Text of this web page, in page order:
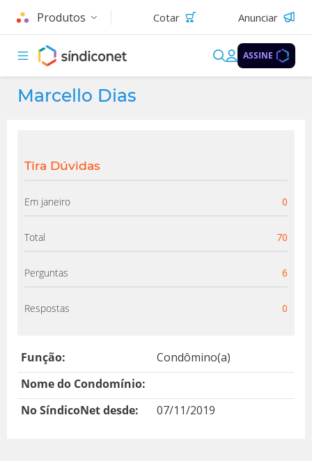
Produtos Cotar Anunciar
ASSINE
Marcello Dias
Tira Dúvidas
Em janeiro 0
Total 70
Perguntas 6
Respostas 0
Função:
Condômino(a)
Nome do Condomínio:
No SíndicoNet desde:
07/11/2019